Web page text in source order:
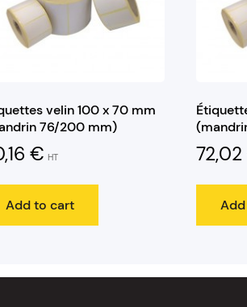
velin 100 x 70 mm
76/200 mm)
€ HT
Add to cart
72,02